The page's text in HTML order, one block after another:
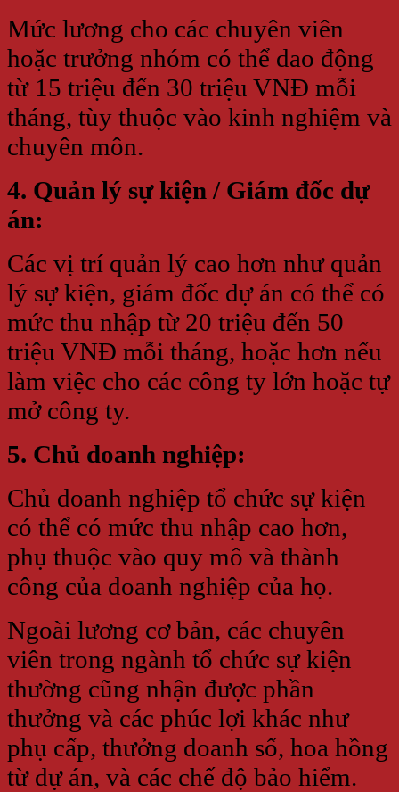
Mức lương cho các chuyên viên
hoặc trưởng nhóm có thể dao động
từ 15 triệu đến 30 triệu VNĐ mỗi
tháng, tùy thuộc vào kinh nghiệm và
chuyên môn.
4. Quản lý sự kiện / Giám đốc dự
án:
Các vị trí quản lý cao hơn như quản
lý sự kiện, giám đốc dự án có thể có
mức thu nhập từ 20 triệu đến 50
triệu VNĐ mỗi tháng, hoặc hơn nếu
làm việc cho các công ty lớn hoặc tự
mở công ty.
5. Chủ doanh nghiệp:
Chủ doanh nghiệp tổ chức sự kiện
có thể có mức thu nhập cao hơn,
phụ thuộc vào quy mô và thành
công của doanh nghiệp của họ.
Ngoài lương cơ bản, các chuyên
viên trong ngành tổ chức sự kiện
thường cũng nhận được phần
thưởng và các phúc lợi khác như
phụ cấp, thưởng doanh số, hoa hồng
từ dự án, và các chế độ bảo hiểm.